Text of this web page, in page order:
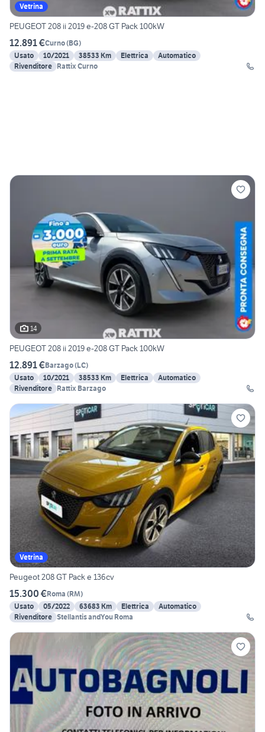
Vetrina
PEUGEOT 208 ii 2019 e-208 GT Pack 100kW
12.891 €Curno(BG)
Usato
10/2021 38533 Km Elettrica
Automatico
Rivenditore Rattix Curno
14
PEUGEOT 208 ii 2019 e-208 GT Pack 100kW
12.891 €Barzago(LC)
Usato
10/2021 38533 Km Elettrica
Automatico
Rivenditore Rattix Barzago
Vetrina
Peugeot 208 GT Pack e 136cv
15.300 €Roma (RM)
Usato
05/2022 63683 Km Elettrica
Automatico
Rivenditore Stellantis andYou Roma